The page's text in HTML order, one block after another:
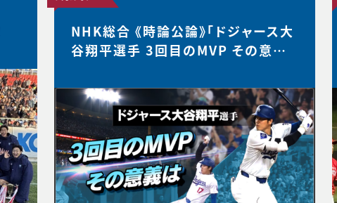
NHK総合 《時論公論》「ドジャース大
谷翔平選手 3回目のMVP その意義